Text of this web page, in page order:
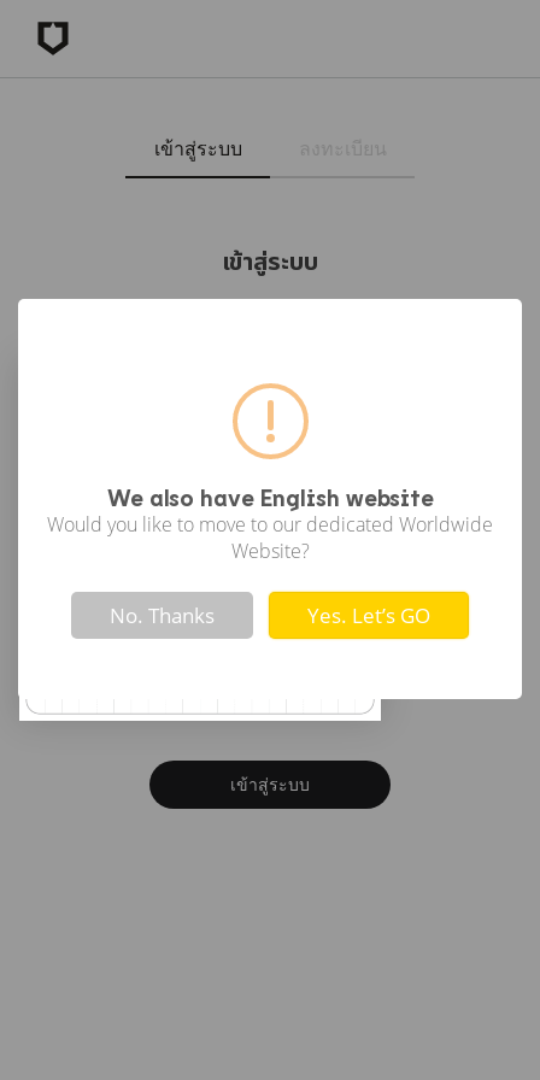
We also have English website
Would you like to move to our dedicated Worldwide
Website?
! Not valid!
No. Thanks Yes. Let’s GO
เข้าสู่ระบบ
เข้าสู่ระบบ
เข้าสู่ระบบด้วย Google
or
รหัสผ่าน